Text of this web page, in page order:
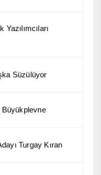
Süzülüyor
Büyükplevne
Turgay Kıran